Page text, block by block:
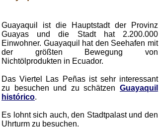
Guayaquil ist die Hauptstadt der Provinz
Guayas und die Stadt hat 2.200.000
Einwohner. Guayaquil hat den Seehafen mit
der größten Bewegung von
Nichtölprodukten in Ecuador.
Das Viertel Las Peñas ist sehr interessant
zu besuchen und zu schätzen Guayaquil
histórico.
Es lohnt sich auch, den Stadtpalast und den
Uhrturm zu besuchen.